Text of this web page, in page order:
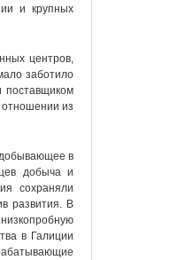
и крупных
центров,
заботило
поставщиком
отношении из
в
добыча и
сохраняли
развития. В
в Галиции